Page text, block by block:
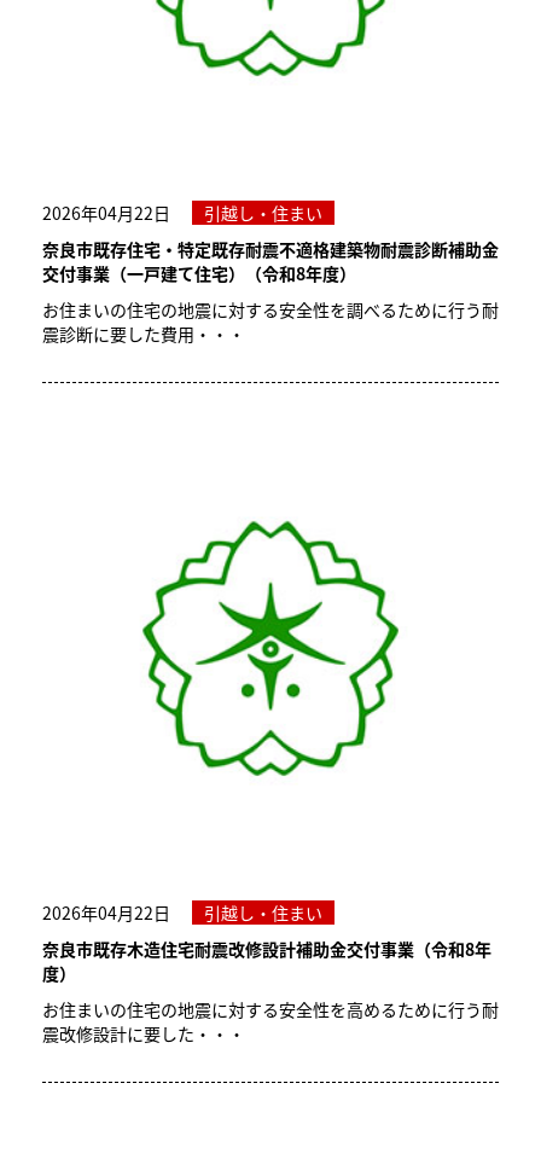
2026年04月22日
引越し・住まい
奈良市既存住宅・特定既存耐震不適格建築物耐震診断補助金
交付事業（一戸建て住宅）（令和8年度）
お住まいの住宅の地震に対する安全性を調べるために行う耐
震診断に要した費用・・・
2026年04月22日
引越し・住まい
奈良市既存木造住宅耐震改修設計補助金交付事業（令和8年
度）
お住まいの住宅の地震に対する安全性を高めるために行う耐
震改修設計に要した・・・